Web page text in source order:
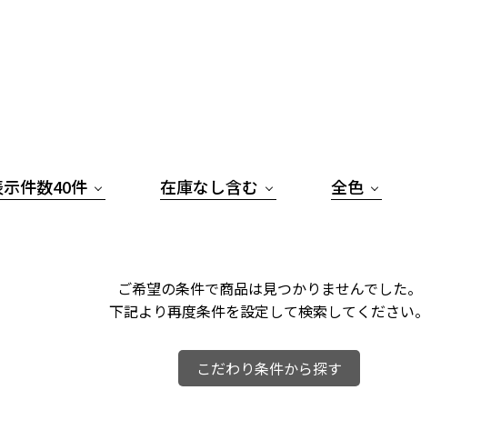
件数40件 在庫なし含む 全色
ご希望の条件で商品は見つかりませんでした。
下記より再度条件を設定して検索してください。
こだわり条件から探す